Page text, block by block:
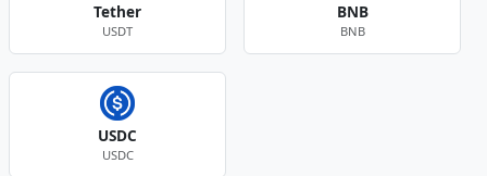
Tether
USDT
BNB
BNB
USDC
USDC